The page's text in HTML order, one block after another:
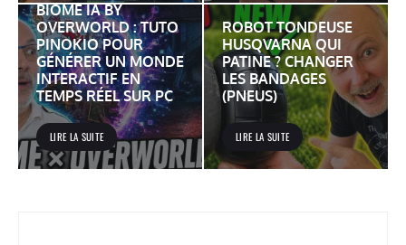
BIOME IA BY
OVERWORLD : TUTO
PINOKIO POUR
GÉNÉRER UN MONDE
INTERACTIF EN
TEMPS RÉEL SUR PC
LIRE LA SUITE
ROBOT TONDEUSE
HUSQVARNA QUI
PATINE ? CHANGER
LES BANDAGES
(PNEUS)
LIRE LA SUITE